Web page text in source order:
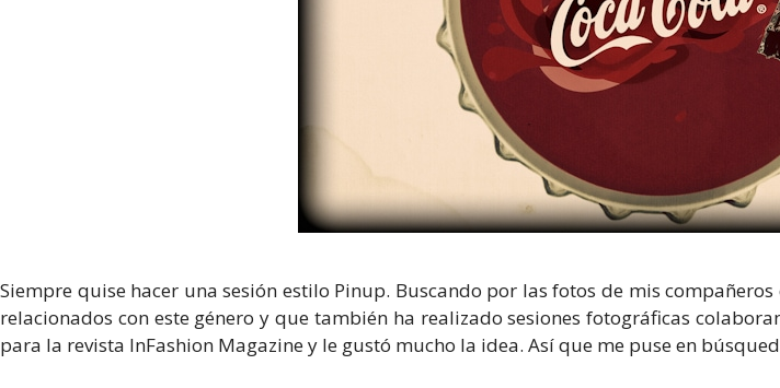
Siempre quise hacer una sesión estilo Pinup. Buscando por las fotos de mis
relacionados con este género y que también ha realizado sesiones fotográficas
para la revista InFashion Magazine y le gustó mucho la idea. Así que me puse en